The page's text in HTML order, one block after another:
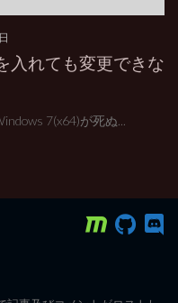
入れても変更できな
7(x64)が死ぬ...